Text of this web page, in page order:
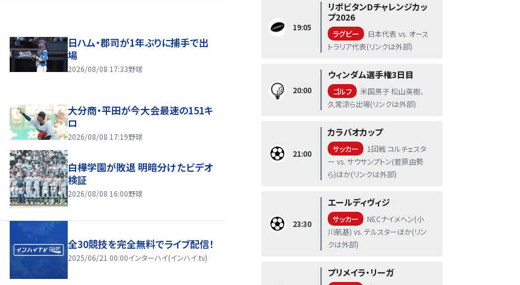
日ハム・郡司が1年ぶりに捕手で出
場
2026/08/08 17:33野球
大分商・平田が今大会最速の151キ
ロ
2026/08/08 17:19野球
白樺学園が敗退 明暗分けたビデオ
検証
2026/08/08 16:00野球
全30競技を完全無料でライブ配信！
2025/06/21 00:00インターハイ(インハイ.tv)
19:05
リポビタンDチャレンジカッ
プ2026
ラグビー
日本代表 vs. オース
トラリア代表(リンクは外部)
20:00
ウィンダム選手権3日目
ゴルフ
米国男子 松山英樹、
久常涼ら出場(リンクは外部)
21:00
カラバオカップ
サッカー
1回戦 コルチェスタ
ー vs. サウサンプトン(菅原由勢
ら)ほか(リンクは外部)
23:30
エールディヴィジ
サッカー
NECナイメヘン(小
川航基) vs. テルスターほか(リン
クは外部)
プリメイラ・リーガ